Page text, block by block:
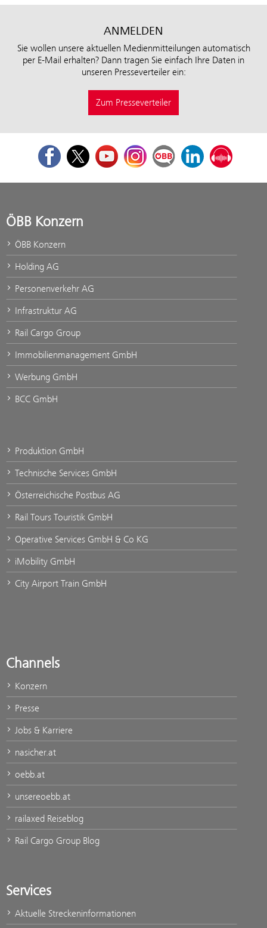
ANMELDEN
Sie wollen unsere aktuellen Medienmitteilungen automatisch
per E-Mail erhalten? Dann tragen Sie einfach Ihre Daten in
unseren Presseverteiler ein:
Zum Presseverteiler
FacebookTwitterYoutubeInstagramÖBB Corporate Blog
LinkedInPodcast
ÖBB Konzern
ÖBB Konzern
Holding AG
Personenverkehr AG
Infrastruktur AG
Rail Cargo Group
Immobilienmanagement GmbH
Werbung GmbH
BCC GmbH
Produktion GmbH
Technische Services GmbH
Österreichische Postbus AG
Rail Tours Touristik GmbH
Operative Services GmbH & Co KG
iMobility GmbH
City Airport Train GmbH
Channels
Konzern
Presse
Jobs & Karriere
nasicher.at
oebb.at
unsereoebb.at
railaxed Reiseblog
Rail Cargo Group Blog
Services
Aktuelle Streckeninformationen